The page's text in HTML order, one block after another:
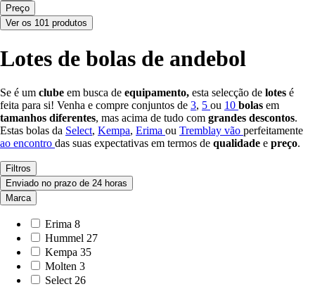
Preço
Ver os 101 produtos
Lotes de bolas de andebol
Se é um clube em busca de equipamento, esta selecção de lotes é
feita para si! Venha e compre conjuntos de 3, 5 ou 10 bolas em
tamanhos diferentes, mas acima de tudo com grandes descontos.
Estas bolas da Select, Kempa, Erima ou Tremblay vão perfeitamente
ao encontro das suas expectativas em termos de qualidade e preço.
Filtros
Enviado no prazo de 24 horas
Marca
Erima 8
Hummel 27
Kempa 35
Molten 3
Select 26